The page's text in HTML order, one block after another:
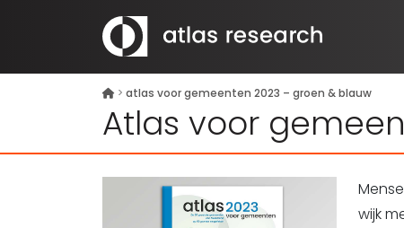
> atlas voor gemeenten 2023 – groen & blauw
Atlas voor
wijk